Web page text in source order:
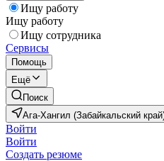
Ищу работу
Ищу работу
Ищу сотрудника
Сервисы
Помощь
Ещё
Поиск
Ага-Хангил (Забайкальский
Войти
Войти
Создать резюме